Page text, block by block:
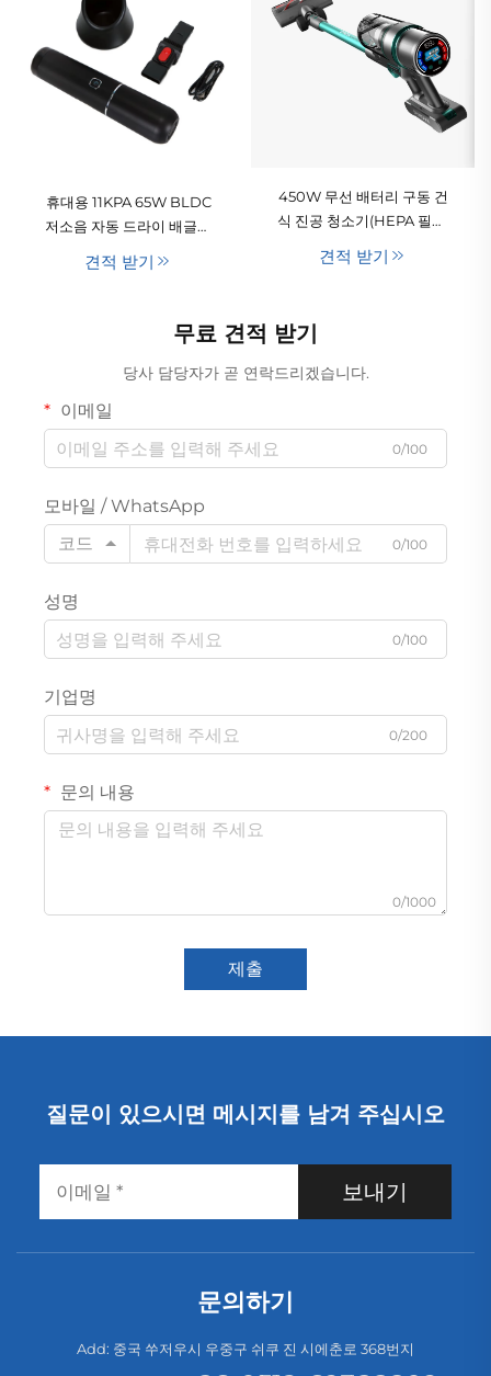
휴대용 11KPA 65W BLDC
저소음 자동 드라이 배글레
스 자동차 진공 청소기, 강력
한 핸드헬드 브러시리스 모
견적 받기
450W 무선 배터리 구동 건
식 진공 청소기(HEPA 필터,
술, 가정용/호텔용/애완동물
견적 받기
무료 견적 받기
당사 담당자가 곧 연락드리겠습니다.
이메일
0/100
모바일 / WhatsApp
코드
0/100
성명
0/100
기업명
0/200
문의 내용
0/1000
제출
질문이 있으시면 메시지를 남겨 주십시오
보내기
문의하기
Add: 중국 쑤저우시 우중구 쉬쿠 진 시에춘로 368번지